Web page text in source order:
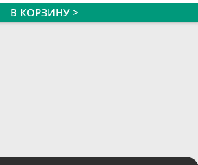
В КОРЗИНУ >